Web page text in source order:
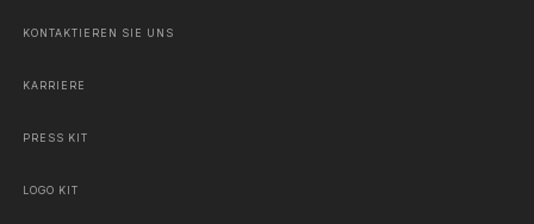
KONTAKTIEREN SIE UNS
KARRIERE
PRESS KIT
LOGO KIT